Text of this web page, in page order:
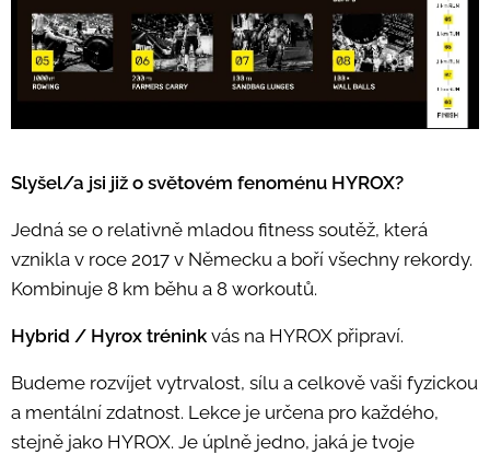
Slyšel/a jsi již o světovém fenoménu HYROX?
Jedná se o relativně mladou fitness soutěž, která
vznikla v roce 2017 v Německu a boří všechny rekordy.
Kombinuje 8 km běhu a 8 workoutů.
Hybrid / Hyrox trénink vás na HYROX připraví.
Budeme rozvíjet vytrvalost, sílu a celkově vaši fyzickou
a mentální zdatnost. Lekce je určena pro každého,
stejně jako HYROX. Je úplně jedno, jaká je tvoje